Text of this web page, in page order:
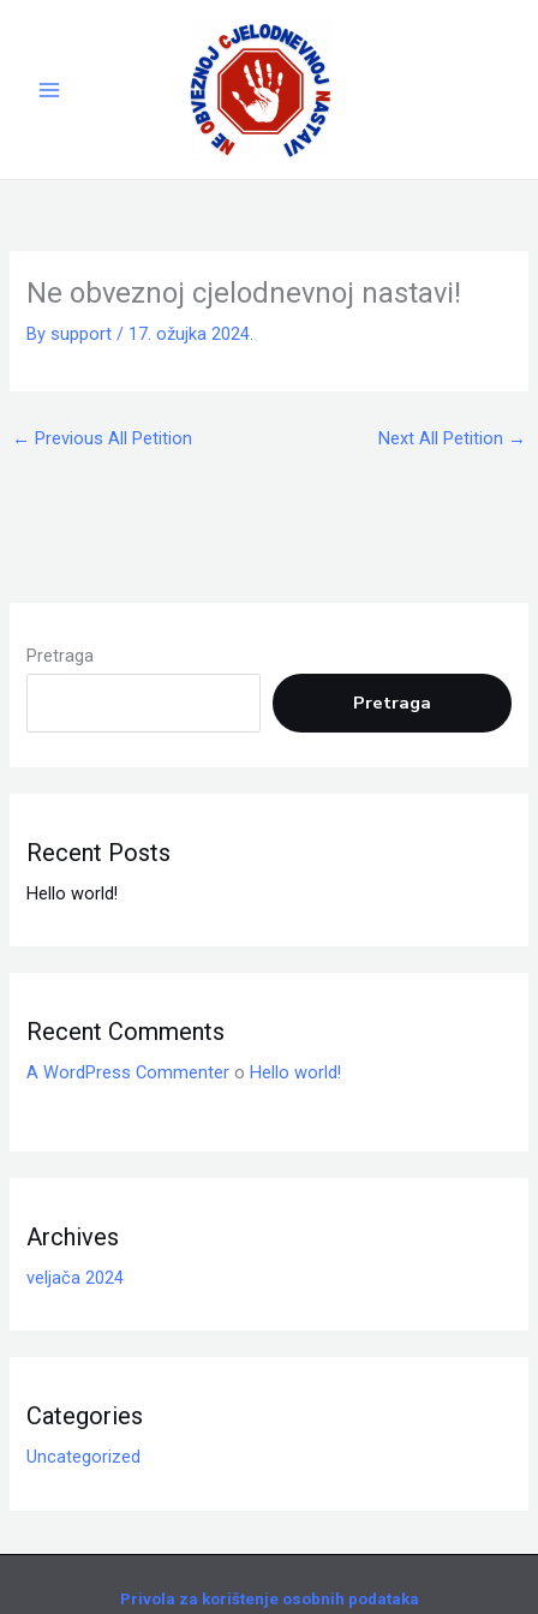
Ne obveznoj cjelodnevnoj nastavi!
By support/ 17. ožujka 2024.
← Previous All Petition Next All Petition →
Pretraga
Pretraga
Recent Posts
Hello world!
Recent Comments
A WordPress Commenter oHello world!
Archives
veljača 2024
Categories
Uncategorized
Privola za korištenje osobnih podataka